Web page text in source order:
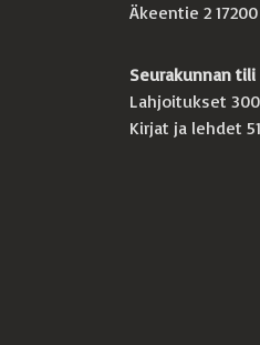
Äkeentie 2
Seurakunnan tili
Lahjoitukset
Kirjat ja lehdet